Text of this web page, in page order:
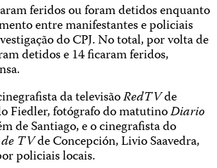
feridos ou foram detidos enquanto
entre manifestantes e policiais
do CPJ. No total, por volta de
detidos e 14 ficaram feridos,
da televisãoRedTVde
Fiedler, fotógrafo do matutinoDiario
de Santiago, e o cinegrafista do
TVde Concepción, Livio Saavedra,
policiais locais.